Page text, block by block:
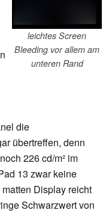
leichtes Screen
Bleeding vor allem am
unteren Rand
die
übertreffen, denn
226 cd/m² im
13 zwar keine
Display reicht
Schwarzwert von